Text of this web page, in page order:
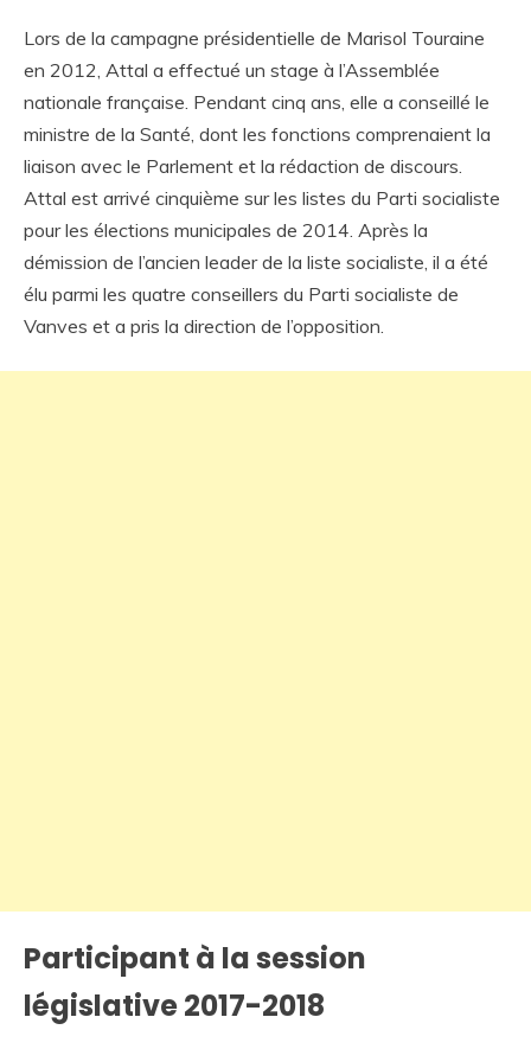
Lors de la campagne présidentielle de Marisol Touraine
en 2012, Attal a effectué un stage à l’Assemblée
nationale française. Pendant cinq ans, elle a conseillé le
ministre de la Santé, dont les fonctions comprenaient la
liaison avec le Parlement et la rédaction de discours.
Attal est arrivé cinquième sur les listes du Parti socialiste
pour les élections municipales de 2014. Après la
démission de l’ancien leader de la liste socialiste, il a été
élu parmi les quatre conseillers du Parti socialiste de
Vanves et a pris la direction de l’opposition.
Participant à la session
législative 2017-2018